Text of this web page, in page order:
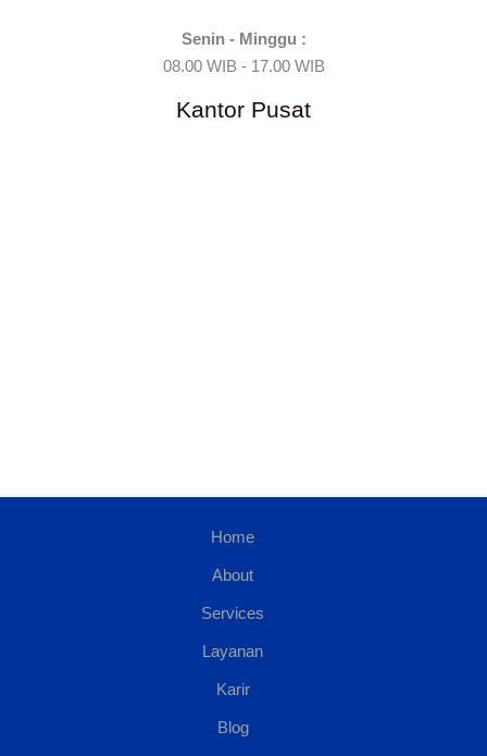
Senin - Minggu :
08.00 WIB - 17.00 WIB
Kantor Pusat
Home
About
Services
Layanan
Karir
Blog